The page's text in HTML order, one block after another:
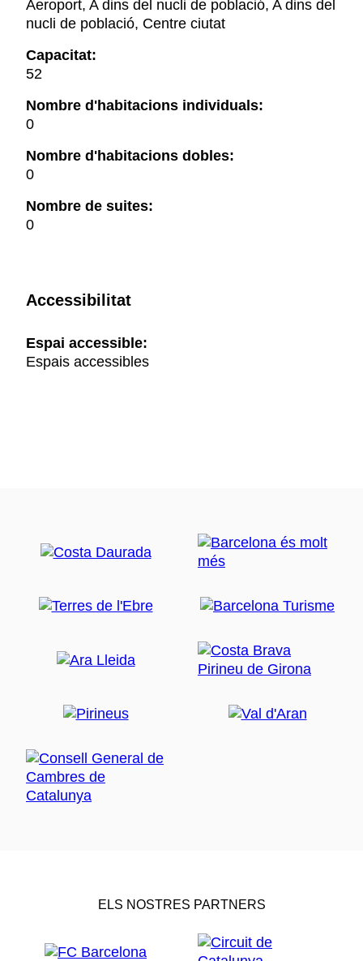
Aeroport, A dins del nucli de població, A dins del
nucli de població, Centre ciutat
Capacitat:
52
Nombre d'habitacions individuals:
0
Nombre d'habitacions dobles:
0
Nombre de suites:
0
Accessibilitat
Espai accessible:
Espais accessibles
ELS NOSTRES PARTNERS